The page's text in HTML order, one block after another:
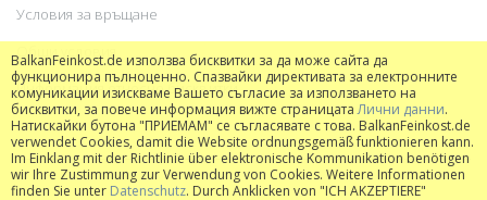
Условия за връщане
Общи условия
Информация относно бисквитки
BalkanFeinkost.de използва бисквитки за да може сайта да
функционира пълноценно. Спазвайки директивата за електронните
комуникации изискваме Вашето съгласие за използването на
бисквитки, за повече информация вижте страницатаЛични данни.
Натискайки бутона "ПРИЕМАМ" се съгласявате с това. BalkanFeinkost.de
verwendet Cookies, damit die Website ordnungsgemäß funktionieren kann.
Im Einklang mit der Richtlinie über elektronische Kommunikation benötigen
wir Ihre Zustimmung zur Verwendung von Cookies. Weitere Informationen
finden Sie unter Datenschutz. Durch Anklicken von "ICH AKZEPTIERE"